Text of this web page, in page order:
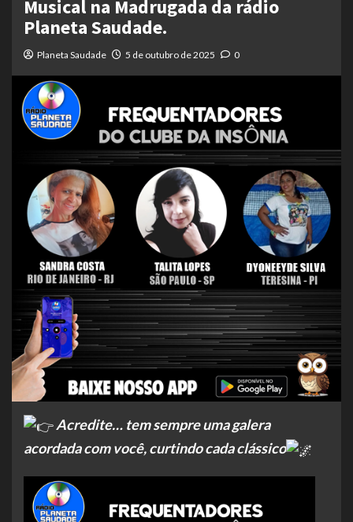
Musical na Madrugada da rádio
Planeta Saudade.
Planeta Saudade 5 de outubro de 2025 0
Acredite… tem sempre uma galera
acordada com você, curtindo cada clássico